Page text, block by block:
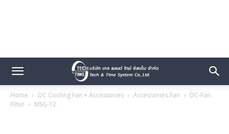
Home DC Cooling Fan + Accessories Accessories Fan
DC-Fan
Filter
MSG-12